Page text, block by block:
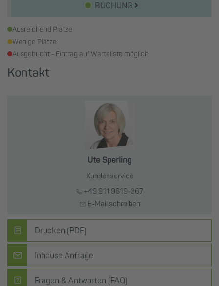
BUCHUNG
Ausreichend Plätze
Wenige Plätze
Ausgebucht - Eintrag auf Warteliste möglich
Kontakt
Ute Sperling
Kundenservice
+49 911 9619-367
E-Mail schreiben
Drucken (PDF)
Inhouse Anfrage
Fragen & Antworten (FAQ)